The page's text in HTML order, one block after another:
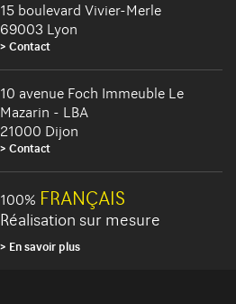
15 boulevard Vivier-Merle
69003 Lyon
Contact
10 avenue Foch Immeuble Le
Mazarin - LBA
21000 Dijon
Contact
100% FRANÇAIS
Réalisation sur mesure
En savoir plus